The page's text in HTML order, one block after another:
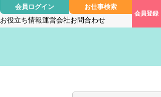
会員ログイン お仕事検索
お役立ち情報運営会社お問合わせ
会員登録